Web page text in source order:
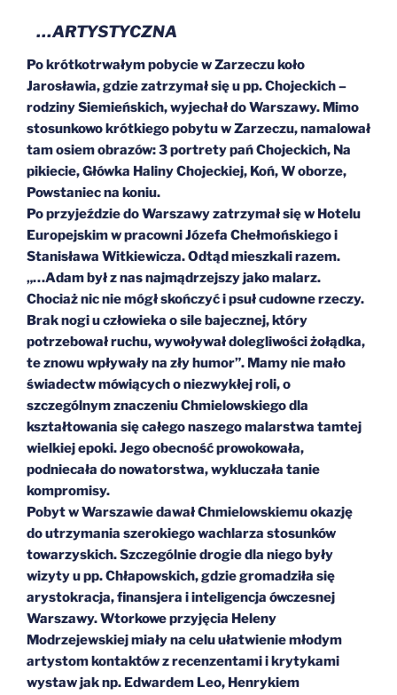
…ARTYSTYCZNA
Po krótkotrwałym pobycie w Zarzeczu koło
Jarosławia, gdzie zatrzymał się u pp. Chojeckich –
rodziny Siemieńskich, wyjechał do Warszawy. Mimo
stosunkowo krótkiego pobytu w Zarzeczu, namalował
tam osiem obrazów: 3 portrety pań Chojeckich, Na
pikiecie, Główka Haliny Chojeckiej, Koń, W oborze,
Powstaniec na koniu.
Po przyjeździe do Warszawy zatrzymał się w Hotelu
Europejskim w pracowni Józefa Chełmońskiego i
Stanisława Witkiewicza. Odtąd mieszkali razem.
„…Adam był z nas najmądrzejszy jako malarz.
Chociaż nic nie mógł skończyć i psuł cudowne rzeczy.
Brak nogi u człowieka o sile bajecznej, który
potrzebował ruchu, wywoływał dolegliwości żołądka,
te znowu wpływały na zły humor”. Mamy nie mało
świadectw mówiących o niezwykłej roli, o
szczególnym znaczeniu Chmielowskiego dla
kształtowania się całego naszego malarstwa tamtej
wielkiej epoki. Jego obecność prowokowała,
podniecała do nowatorstwa, wykluczała tanie
kompromisy.
Pobyt w Warszawie dawał Chmielowskiemu okazję
do utrzymania szerokiego wachlarza stosunków
towarzyskich. Szczególnie drogie dla niego były
wizyty u pp. Chłapowskich, gdzie gromadziła się
arystokracja, finansjera i inteligencja ówczesnej
Warszawy. Wtorkowe przyjęcia Heleny
Modrzejewskiej miały na celu ułatwienie młodym
artystom kontaktów z recenzentami i krytykami
wystaw jak np. Edwardem Leo, Henrykiem